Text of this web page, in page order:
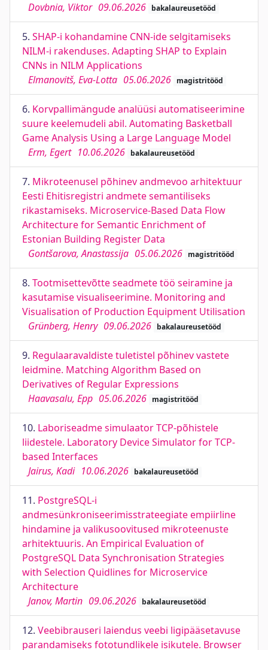
Dovbnia, Viktor 09.06.2026 bakalaureusetööd
5. SHAP-i kohandamine CNN-ide selgitamiseks
NILM-i rakenduses. Adapting SHAP to Explain
CNNs in NILM Applications
Elmanovitš, Eva-Lotta 05.06.2026 magistritööd
6. Korvpallimängude analüüsi automatiseerimine
suure keelemudeli abil. Automating Basketball
Game Analysis Using a Large Language Model
Erm, Egert 10.06.2026 bakalaureusetööd
7. Mikroteenusel põhinev andmevoo arhitektuur
Eesti Ehitisregistri andmete semantiliseks
rikastamiseks. Microservice-Based Data Flow
Architecture for Semantic Enrichment of
Estonian Building Register Data
Gontšarova, Anastassija 05.06.2026 magistritööd
8. Tootmisettevõtte seadmete töö seiramine ja
kasutamise visualiseerimine. Monitoring and
Visualisation of Production Equipment Utilisation
Grünberg, Henry 09.06.2026 bakalaureusetööd
9. Regulaaravaldiste tuletistel põhinev vastete
leidmine. Matching Algorithm Based on
Derivatives of Regular Expressions
Haavasalu, Epp 05.06.2026 magistritööd
10. Laboriseadme simulaator TCP-põhistele
liidestele. Laboratory Device Simulator for TCP-
based Interfaces
Jairus, Kadi 10.06.2026 bakalaureusetööd
11. PostgreSQL-i
andmesünkroniseerimisstrateegiate empiirline
hindamine ja valikusoovitused mikroteenuste
arhitektuuris. An Empirical Evaluation of
PostgreSQL Data Synchronisation Strategies
with Selection Quidlines for Microservice
Architecture
Janov, Martin 09.06.2026 bakalaureusetööd
12. Veebibrauseri laiendus veebi ligipääsetavuse
parandamiseks fototundlikele isikutele. Browser